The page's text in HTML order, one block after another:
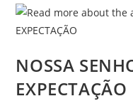
NOSSA
EXPECTAÇÃO